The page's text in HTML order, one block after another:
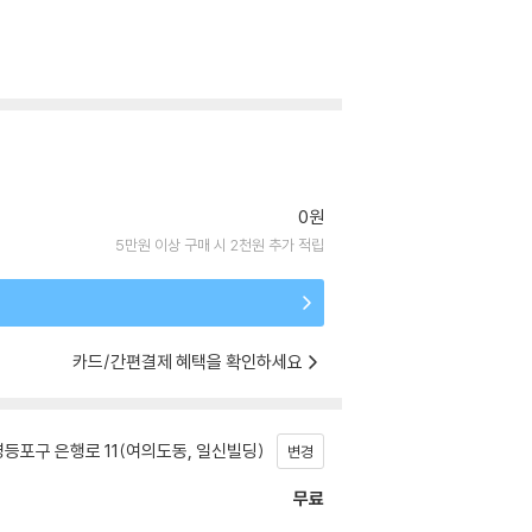
0원
5만원 이상 구매 시 2천원 추가 적립
카드/간편결제 혜택을 확인하세요
포구 은행로 11(여의도동, 일신빌딩) 변경
무료